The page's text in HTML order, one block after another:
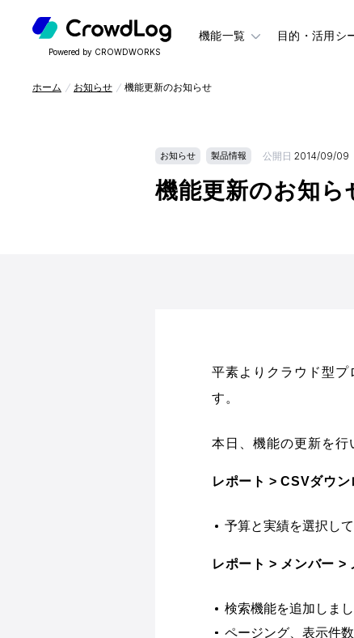
Powered by CROWDWORKS
機能一覧 目的・活用シ
ホーム お知らせ 機能更新のお知らせ
お知らせ 製品情報 公開日 2014/09/09
機能更新のお知ら
平素よりクラウド型プ
す。
本日、機能の更新を行
レポート > CSVダウ
予算と実績を選択し
レポート > メンバー >
検索機能を追加しま
ページング、表示件